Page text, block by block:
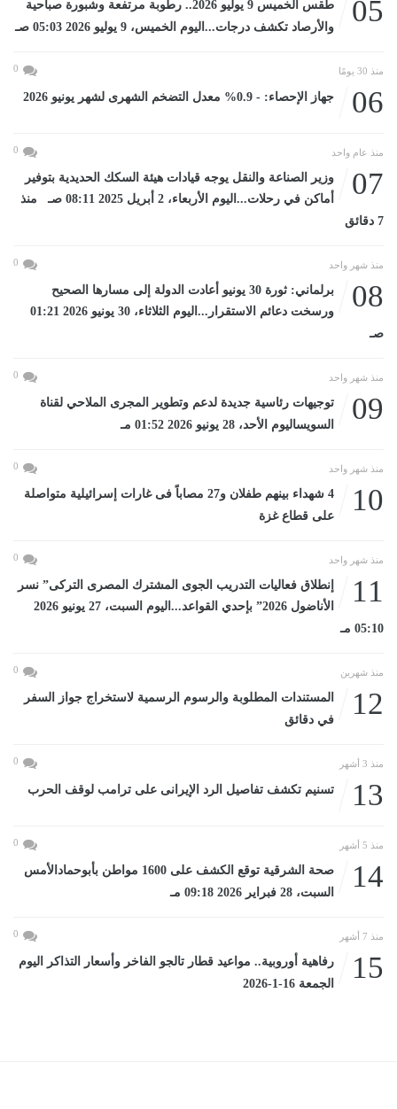
05
طقس الخميس 9 يوليو 2026.. رطوبة مرتفعة وشبورة صباحية
والأرصاد تكشف درجات...اليوم الخميس، 9 يوليو 2026 05:03 صـ
منذ 30 يومًا 0
06 جهاز الإحصاء: - 0.9% معدل التضخم الشهرى لشهر يونيو 2026
منذ عام واحد 0
07
وزير الصناعة والنقل يوجه قيادات هيئة السكك الحديدية بتوفير
أماكن في رحلات...اليوم الأربعاء، 2 أبريل 2025 08:11 صـ منذ
7 دقائق
منذ شهر واحد 0
08
برلماني: ثورة 30 يونيو أعادت الدولة إلى مسارها الصحيح
ورسخت دعائم الاستقرار...اليوم الثلاثاء، 30 يونيو 2026 01:21
صـ
منذ شهر واحد 0
09
توجيهات رئاسية جديدة لدعم وتطوير المجرى الملاحي لقناة
السويساليوم الأحد، 28 يونيو 2026 01:52 مـ
منذ شهر واحد 0
10
4 شهداء بينهم طفلان و27 مصاباً فى غارات إسرائيلية متواصلة
على قطاع غزة
منذ شهر واحد 0
11
إنطلاق فعاليات التدريب الجوى المشترك المصرى التركى” نسر
الأناضول 2026” بإحدي القواعد...اليوم السبت، 27 يونيو 2026
05:10 مـ
منذ شهرين 0
12
المستندات المطلوبة والرسوم الرسمية لاستخراج جواز السفر
في دقائق
منذ 3 أشهر 0
13 تسنيم تكشف تفاصيل الرد الإيرانى على ترامب لوقف الحرب
منذ 5 أشهر 0
14
صحة الشرقية توقع الكشف على 1600 مواطن بأبوحمادالأمس
السبت، 28 فبراير 2026 09:18 مـ
منذ 7 أشهر 0
15
رفاهية أوروبية.. مواعيد قطار تالجو الفاخر وأسعار التذاكر اليوم
الجمعة 16-1-2026